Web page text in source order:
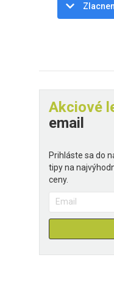
Akciové
email
Prihláste sa do
tipy na
ceny.